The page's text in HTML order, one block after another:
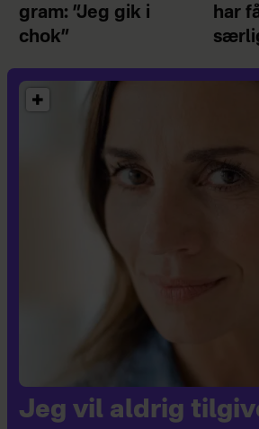
gram: ”Jeg gik i
chok”
har
Jeg vil aldrig